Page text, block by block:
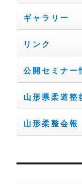
ギャラリー
リンク
公開セミナー
山形県柔道整
山形柔整会報